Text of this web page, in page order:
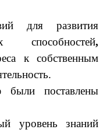
для развития
способностей,
к собственным
поставлены
уровень знаний